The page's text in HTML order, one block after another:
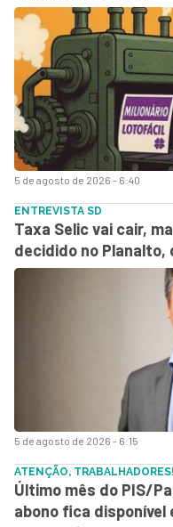
5 de agosto de 2026 - 6:40
5 de agosto de 2026 - 6:15
ENTREVISTA SD
Taxa Selic vai cair,
decidido no Planalto,
ATENÇÃO, TRABALHADORES!
Último mês do PIS/
abono fica